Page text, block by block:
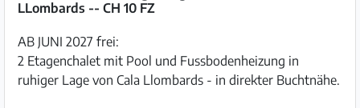
LLombards -- CH 10 FZ
AB JUNI 2027 frei:
2 Etagenchalet mit Pool und Fussbodenheizung in
ruhiger Lage von Cala Llombards - in direkter Buchtnähe.